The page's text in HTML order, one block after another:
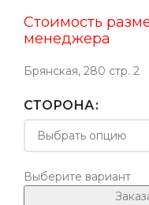
Стоимость
менеджера
Брянская, 280 стр. 2
СТОРОНА
Выберите вариант